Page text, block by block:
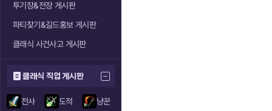
투기장&전장 게시판
파티찾기&길드홍보 게시판
클래식 사건사고 게시판
클래식 직업 게시판
전사 도적 냥꾼